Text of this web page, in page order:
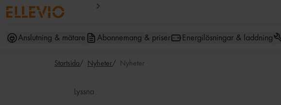
Anslutning & mätare Abonnemang & priser Energilösningar & laddning
Startsida Nyheter Nyheter
Lyssna